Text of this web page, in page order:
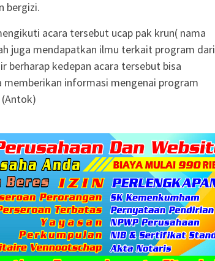
bergizi.
acara tersebut ucap pak krun( nama
juga mendapatkan ilmu terkait program dari
berharap kedepan acara tersebut bisa
memberikan informasi mengenai program